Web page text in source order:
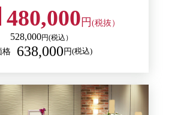
480,000 円 (税抜）
528,000円(税込）
格 638,000 円(税込)